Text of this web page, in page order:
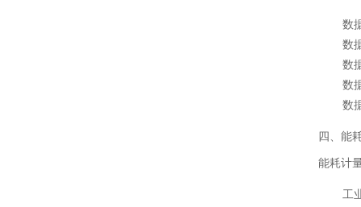
数
数
数
数
数
四、能
能耗计
工